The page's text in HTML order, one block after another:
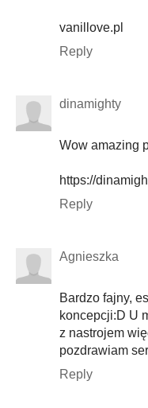
vanillove.pl
Reply
dinamighty
Wow amazing
https://
Reply
Agnieszka
Bardzo fajny,
koncepcji:D U
z nastrojem
pozdrawiam
Reply